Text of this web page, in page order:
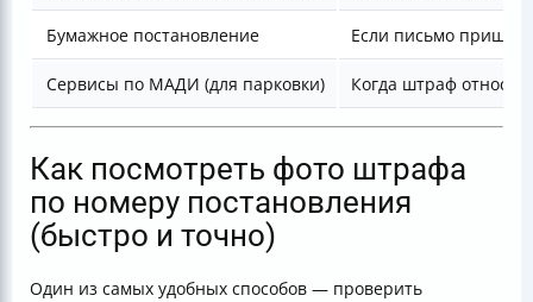
Бумажное постановление Если письмо пришло
Сервисы по МАДИ (для парковки) Когда штраф
Как посмотреть фото штрафа
по номеру постановления
(быстро и точно)
Один из самых удобных способов — проверить